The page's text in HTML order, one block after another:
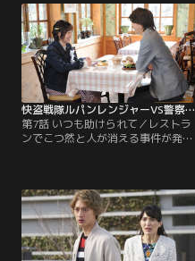
ひ）らは、ブンドルトが国際特別警
察のヒルトップ管理官（アイクぬわ
ら）らが乗ったパトカーを襲撃し、
ケースを持ち逃げしようとするとこ
ろを目撃。ルパンレンジャーはブン
ドルトに応戦し…。
快盗戦隊ルパンレンジャーVS警察戦隊パトレンジャー 第07話
第7話 いつも助けられて／レストラ
ンでこつ然と人が消える事件が発生
ーだと知る初美花は断るが、強引に
連絡先を渡されてしまう。ルパンレ
ンジャーは、次のターゲットである
ギャングラー怪人メルグ・アリータ
が現れたレストランへ。